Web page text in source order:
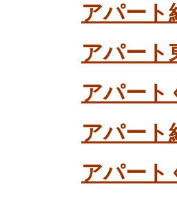
アパート
アパート
アパート
アパート
アパート